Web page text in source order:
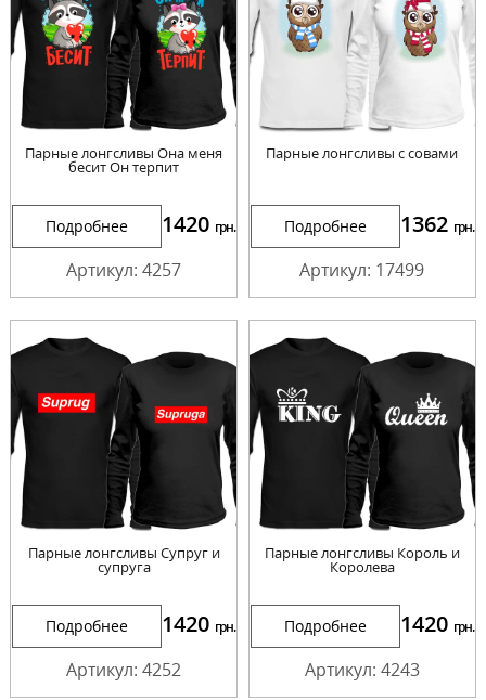
Парные лонгсливы Она меня
бесит Он терпит
Подробнее 1420 грн.
Артикул: 4257
Парные лонгсливы с совами
Подробнее 1362 грн.
Артикул: 17499
Парные лонгсливы Супруг и
супруга
Подробнее 1420 грн.
Артикул: 4252
Парные лонгсливы Король и
Королева
Подробнее 1420 грн.
Артикул: 4243